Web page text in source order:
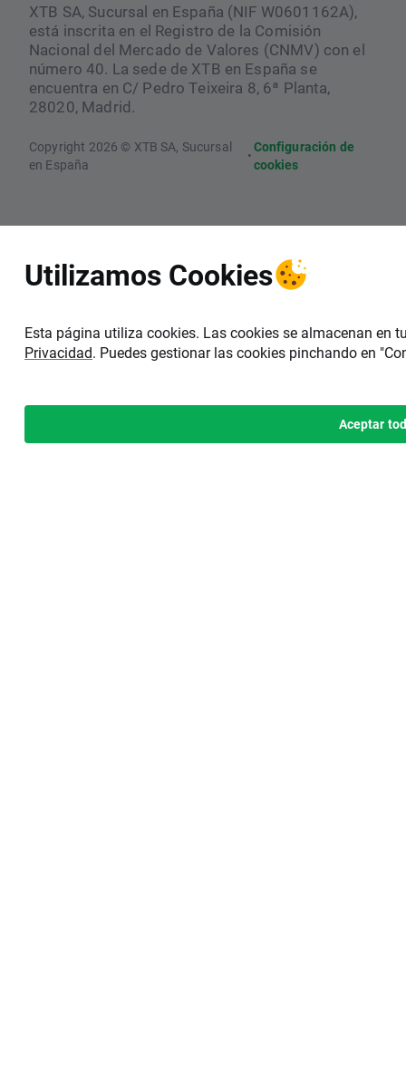
XTB SA, Sucursal en España (NIF W0601162A),
está inscrita en el Registro de la Comisión
Nacional del Mercado de Valores (CNMV) con el
número 40. La sede de XTB en España se
encuentra en C/ Pedro Teixeira 8, 6ª Planta,
28020, Madrid.
Copyright 2026 © XTB SA, Sucursal
en España
•
Configuración de
cookies
Utilizamos Cookies
Esta página utiliza cookies. Las cookies se almacenan en
Privacidad. Puedes gestionar las cookies pinchando en
Aceptar